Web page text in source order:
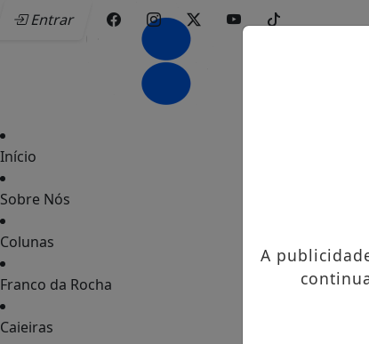
Entrar
Início
Sobre Nós
Colunas
Franco da Rocha
Caieiras
A